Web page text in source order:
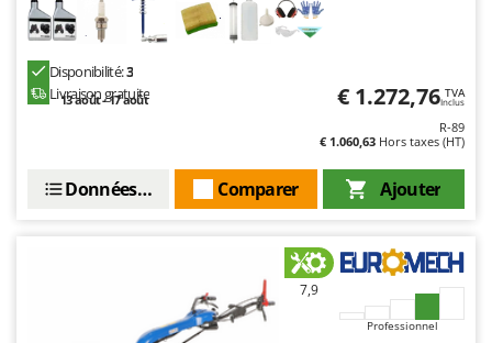
Disponibilité:3
Livraison gratuite
13 août - 17 août € 1.272,76 TVA
Inclus
R-89
€ 1.060,63 Hors taxes (HT)
Ajouter
Comparer
Données techniques
7,9
Professionnel